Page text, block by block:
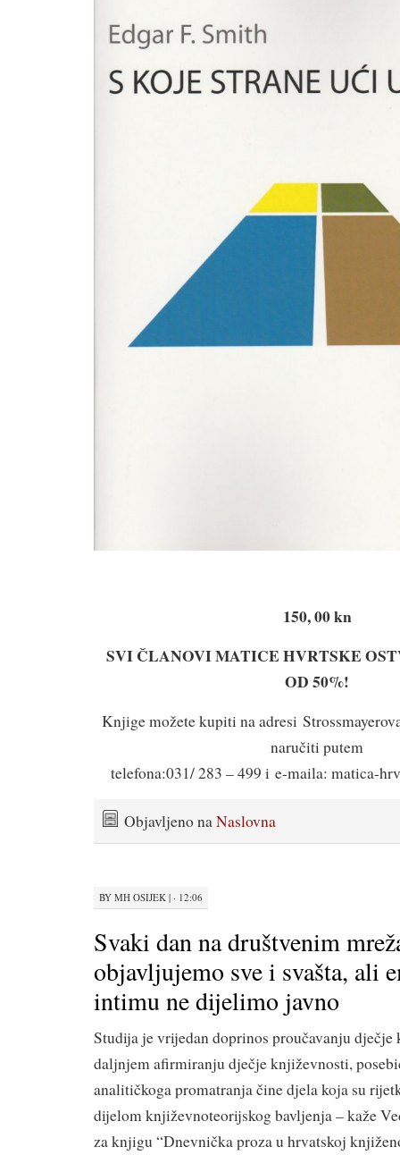
150, 00 kn
SVI ČLANOVI MATICE HVRTSKE
OD 50%!
Knjige možete kupiti na adresi
naručiti putem
telefona:031/ 283 – 499 i e-maila: matica-
Objavljeno naNaslovna
BY MH OSIJEK | · 12:06
Svaki dan na društvenim
objavljujemo sve i svašta, ali
intimu ne dijelimo javno
Studija je vrijedan doprinos proučavanju
daljnjem afirmiranju dječje književnosti,
analitičkoga promatranja čine djela koja su
dijelom književnoteorijskog bavljenja – kaže
za knjigu “Dnevnička proza u hrvatskoj